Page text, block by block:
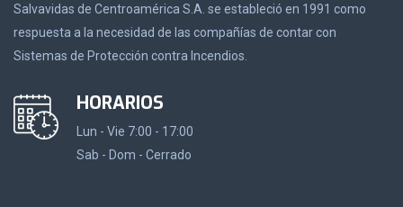
Salvavidas de Centroamérica S.A. se estableció en 1991 como
respuesta a la necesidad de las compañías de contar con
Sistemas de Protección contra Incendios.
HORARIOS
Lun - Vie 7:00 - 17:00
Sab - Dom - Cerrado